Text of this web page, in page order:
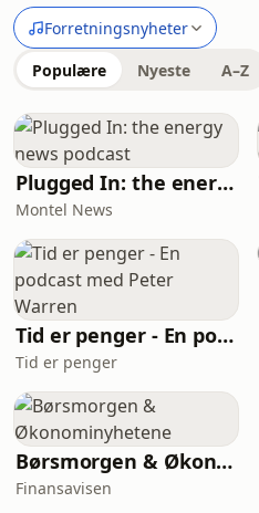
Forretningsnyheter
Populære Nyeste A–Z
Plugged In: the energy news podcast
Montel News
Tid er penger - En podcast med Peter Warren
Tid er penger
Børsmorgen & Økonominyhetene
Finansavisen